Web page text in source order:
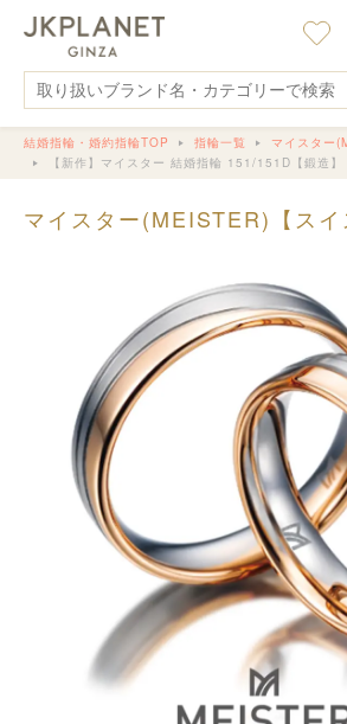
結婚指輪・婚約指輪TOP 指輪一覧
マイスター
【新作】マイスター 結婚指輪 151/151D【鍛造】
マイスター(MEISTER)【スイ